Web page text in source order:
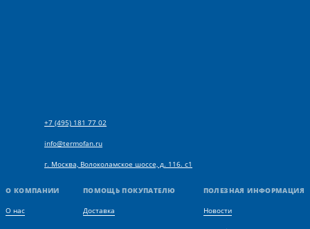
О КОМПАНИИ
О нас
ПОМОЩЬ ПОКУПАТЕЛЮ
Доставка
ПОЛЕЗНАЯ ИНФОРМАЦИЯ
Новости
+7 (495) 181 77 02
info@termofan.ru
г. Москва, Волоколамское шоссе, д. 116. с1